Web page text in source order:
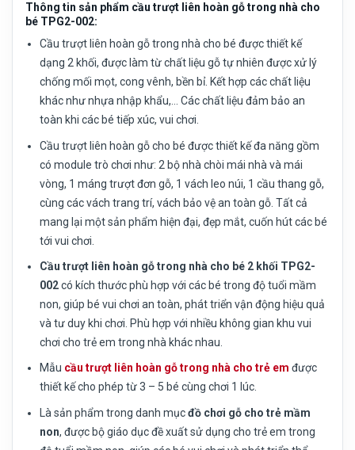
Thông tin sản phẩm cầu trượt liên hoàn gỗ trong nhà cho
bé TPG2-002:
Cầu trượt liên hoàn gỗ trong nhà cho bé được thiết kế
dạng 2 khối, được làm từ chất liệu gỗ tự nhiên được xử lý
chống mối mọt, cong vênh, bền bỉ. Kết hợp các chất liệu
khác như nhựa nhập khẩu,… Các chất liệu đảm bảo an
toàn khi các bé tiếp xúc, vui chơi.
Cầu trượt liên hoàn gỗ cho bé được thiết kế đa năng gồm
có module trò chơi như: 2 bộ nhà chòi mái nhà và mái
vòng, 1 máng trượt đơn gỗ, 1 vách leo núi, 1 cầu thang gỗ,
cùng các vách trang trí, vách bảo vệ an toàn gỗ. Tất cả
mang lại một sản phẩm hiện đại, đẹp mắt, cuốn hút các bé
tới vui chơi.
Cầu trượt liên hoàn gỗ trong nhà cho bé 2 khối TPG2-
002có kích thước phù hợp với các bé trong độ tuổi mầm
non, giúp bé vui chơi an toàn, phát triển vận động hiệu quả
và tư duy khi chơi. Phù hợp với nhiều không gian khu vui
chơi cho trẻ em trong nhà khác nhau.
Mẫu cầu trượt liên hoàn gỗ trong nhà cho trẻ em được
thiết kế cho phép từ 3 – 5 bé cùng chơi 1 lúc.
Là sản phẩm trong danh mụcđồ chơi gỗ cho trẻ mầm
non, được bộ giáo dục đề xuất sử dụng cho trẻ em trong